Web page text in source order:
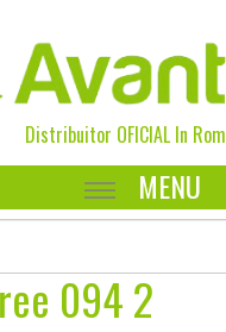
Distribuitor OFICIAL In
MENU
094 2